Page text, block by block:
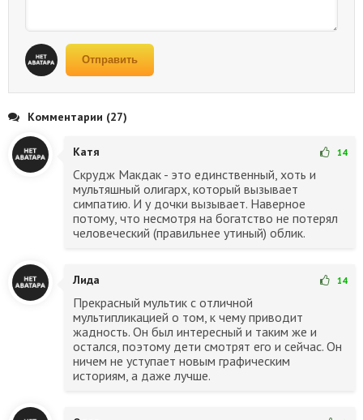
Отправить
Комментарии (27)
Катя 14
Скрудж Макдак - это единственный, хоть и
мультяшный олигарх, который вызывает
симпатию. И у дочки вызывает. Наверное
потому, что несмотря на богатство не потерял
человеческий (правильнее утиный) облик.
Лида 14
Прекрасный мультик с отличной
мультипликацией о том, к чему приводит
жадность. Он был интересный и таким же и
остался, поэтому дети смотрят его и сейчас. Он
ничем не уступает новым графическим
историям, а даже лучше.